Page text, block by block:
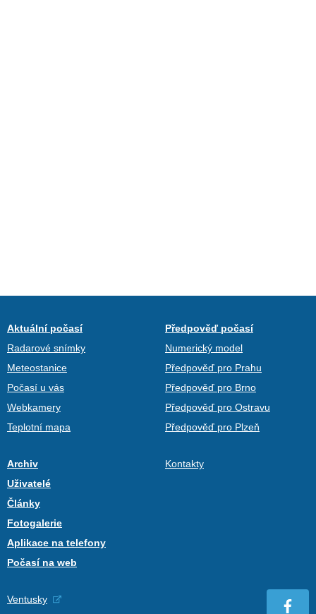
Aktuální počasí
Radarové snímky
Meteostanice
Počasí u vás
Webkamery
Teplotní mapa
Předpověď počasí
Numerický model
Předpověď pro Prahu
Předpověď pro Brno
Předpověď pro Ostravu
Předpověď pro Plzeň
Archiv
Uživatelé
Články
Fotogalerie
Aplikace na telefony
Počasí na web
Kontakty
Ventusky